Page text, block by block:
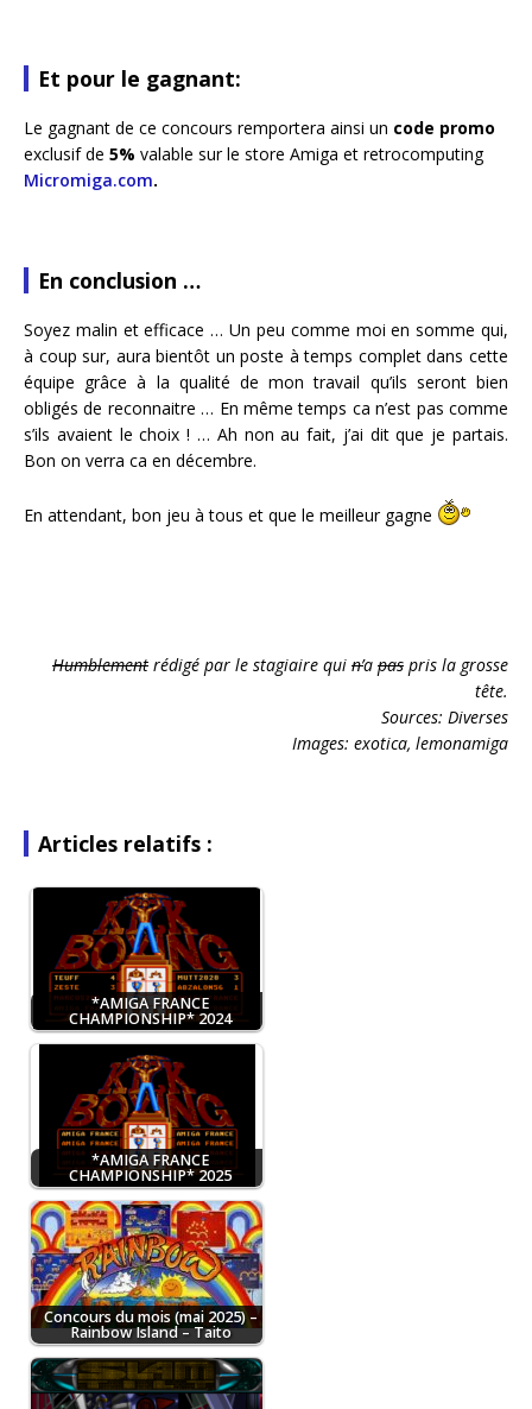
Et pour le gagnant:
Le gagnant de ce concours remportera ainsi un code promo
exclusif de 5% valable sur le store Amiga et retrocomputing
Micromiga.com.
En conclusion …
Soyez malin et efficace … Un peu comme moi en somme qui,
à coup sur, aura bientôt un poste à temps complet dans cette
équipe grâce à la qualité de mon travail qu’ils seront bien
obligés de reconnaitre … En même temps ca n’est pas comme
s’ils avaient le choix ! … Ah non au fait, j’ai dit que je partais.
Bon on verra ca en décembre.
En attendant, bon jeu à tous et que le meilleur gagne
Humblement rédigé par le stagiaire qui n’a pas pris la grosse
tête.
Sources: Diverses
Images: exotica, lemonamiga
Articles relatifs :
*AMIGA FRANCE
CHAMPIONSHIP* 2024
*AMIGA FRANCE
CHAMPIONSHIP* 2025
Concours du mois (mai 2025) –
Rainbow Island – Taito